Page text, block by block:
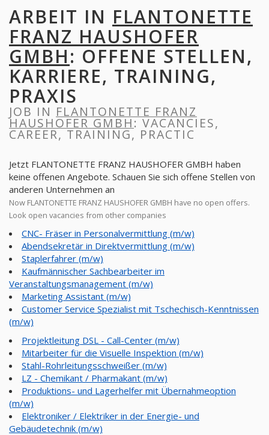
ARBEIT IN FLANTONETTE
FRANZ HAUSHOFER
GMBH: OFFENE STELLEN,
KARRIERE, TRAINING,
PRAXIS
JOB IN FLANTONETTE FRANZ
HAUSHOFER GMBH: VACANCIES,
CAREER, TRAINING, PRACTIC
Jetzt FLANTONETTE FRANZ HAUSHOFER GMBH haben
keine offenen Angebote. Schauen Sie sich offene Stellen von
anderen Unternehmen an
Now FLANTONETTE FRANZ HAUSHOFER GMBH have no open offers.
Look open vacancies from other companies
CNC- Fräser in Personalvermittlung (m/w)
Abendsekretär in Direktvermittlung (m/w)
Staplerfahrer (m/w)
Kaufmännischer Sachbearbeiter im
Veranstaltungsmanagement (m/w)
Marketing Assistant (m/w)
Customer Service Spezialist mit Tschechisch-Kenntnissen
(m/w)
Projektleitung DSL - Call-Center (m/w)
Mitarbeiter für die Visuelle Inspektion (m/w)
Stahl-Rohrleitungsschweißer (m/w)
LZ - Chemikant / Pharmakant (m/w)
Produktions- und Lagerhelfer mit Übernahmeoption
(m/w)
Elektroniker / Elektriker in der Energie- und
Gebäudetechnik (m/w)